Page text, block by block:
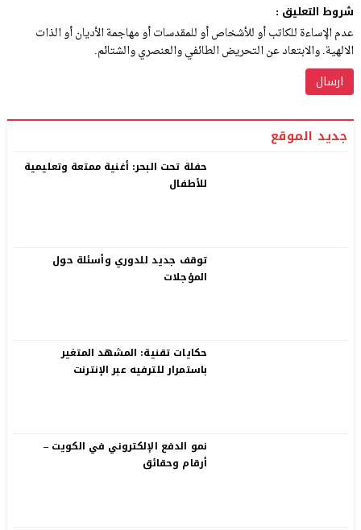
شروط التعليق :
عدم الإساءة للكاتب أو للأشخاص أو للمقدسات أو مهاجمة الأديان أو الذات
الالهية. والابتعاد عن التحريض الطائفي والعنصري والشتائم.
جديد الموقع
حفلة تحت البحر: أغنية ممتعة وتعليمية
للأطفال
توقف جديد للدوري وأسئلة حول
المؤجلات
حكايات تقنية: المشهد المتغير
باستمرار للترفيه عبر الإنترنت
نمو الدفع الإلكتروني في الكويت –
أرقام وحقائق